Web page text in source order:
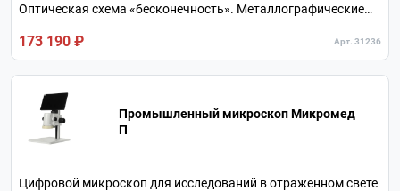
Оптическая схема «бесконечность». Металлографические
Тринокулярная визуальная насадка.
173 190 ₽ Арт. 31236
Промышленный микроскоп Микромед
П
Цифровой микроскоп для исследований в отраженном свете